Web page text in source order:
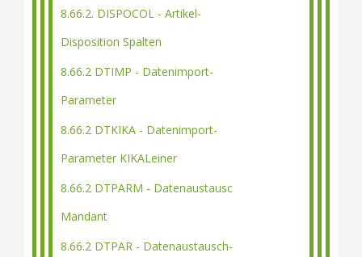
8.66.2. DISPOCOL - Artikel-
Disposition Spalten
8.66.2 DTIMP - Datenimport-
Parameter
8.66.2 DTKIKA - Datenimport-
Parameter KIKALeiner
8.66.2 DTPARM - Datenaustausc
Mandant
8.66.2 DTPAR - Datenaustausch-